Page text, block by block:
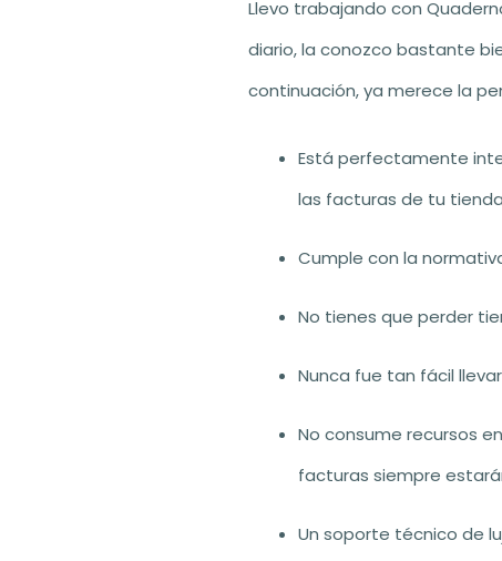
Llevo trabajando con
diario, la conozco bastante
continuación, ya merece la
Está perfectamente
las facturas de tu
Cumple con la
No tienes que perder
Nunca fue tan fácil
No consume recursos
facturas siempre
Un soporte técnico de